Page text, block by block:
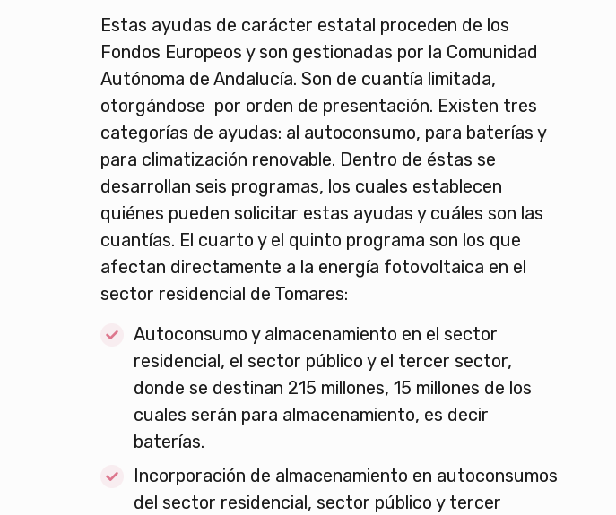
Estas ayudas de carácter estatal proceden de los
Fondos Europeos y son gestionadas por la Comunidad
Autónoma de Andalucía. Son de cuantía limitada,
otorgándose por orden de presentación. Existen tres
categorías de ayudas: al autoconsumo, para baterías y
para climatización renovable. Dentro de éstas se
desarrollan seis programas, los cuales establecen
quiénes pueden solicitar estas ayudas y cuáles son las
cuantías. El cuarto y el quinto programa son los que
afectan directamente a la energía fotovoltaica en el
sector residencial de Tomares:
Autoconsumo y almacenamiento en el sector
residencial, el sector público y el tercer sector,
donde se destinan 215 millones, 15 millones de los
cuales serán para almacenamiento, es decir
baterías.
Incorporación de almacenamiento en autoconsumos
del sector residencial, sector público y tercer